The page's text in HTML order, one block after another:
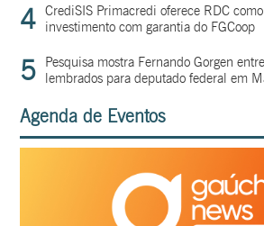
4 CrediSIS Primacredi oferece RDC
investimento com garantia do FGCoop
5
Pesquisa mostra Fernando Gorgen
lembrados para deputado federal em
Agenda de Eventos